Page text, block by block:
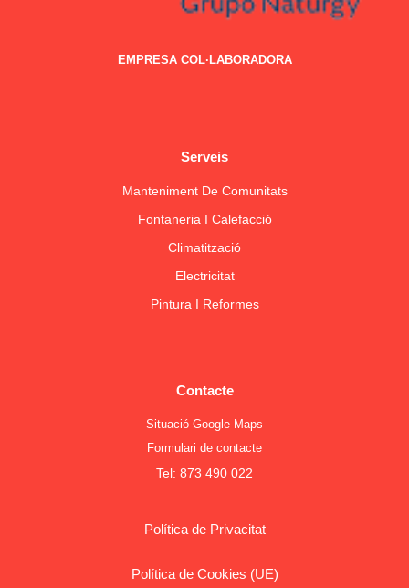
EMPRESA COL·LABORADORA
Serveis
Manteniment De Comunitats
Fontaneria I Calefacció
Climatització
Electricitat
Pintura I Reformes
Contacte
Situació Google Maps
Formulari de contacte
Tel: 873 490 022
Política de Privacitat
Política de Cookies (UE)